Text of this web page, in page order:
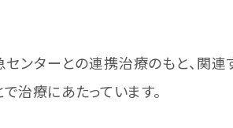
ンターとの連携治療のもと、関
治療にあたっています。